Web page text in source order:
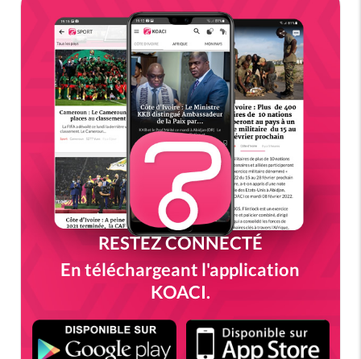
RESTEZ CONNECTÉ
En téléchargeant l'application
KOACI.